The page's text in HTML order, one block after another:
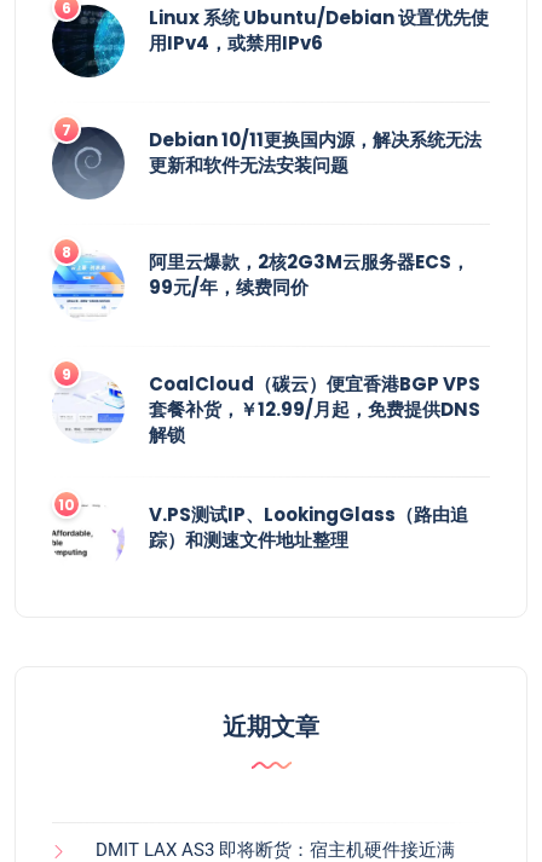
Linux 系统 Ubuntu/Debian 设置优先使
用IPv4，或禁用IPv6
Debian 10/11更换国内源，解决系统无法
更新和软件无法安装问题
阿里云爆款，2核2G3M云服务器ECS，
99元/年，续费同价
CoalCloud（碳云）便宜香港BGP VPS
套餐补货，￥12.99/月起，免费提供DNS
解锁
V.PS测试IP、LookingGlass（路由追
踪）和测速文件地址整理
近期文章
DMIT LAX AS3 即将断货：宿主机硬件接近满